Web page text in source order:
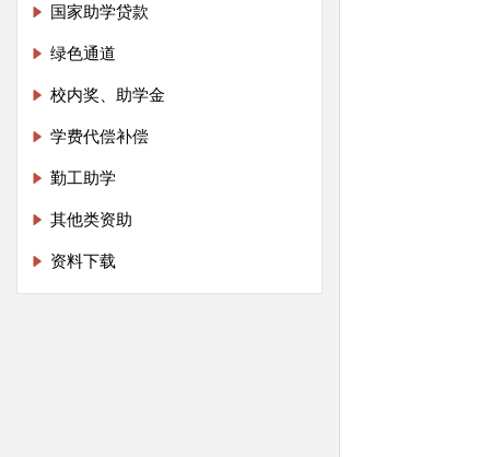
国家助学贷款
绿色通道
校内奖、助学金
学费代偿补偿
勤工助学
其他类资助
资料下载